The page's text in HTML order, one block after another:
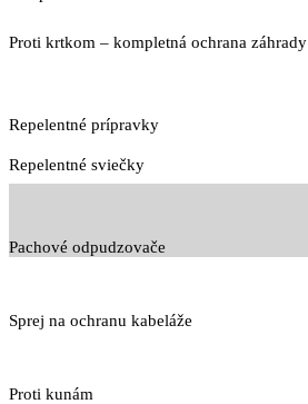
Proti krtkom – kompletná ochrana záhrady
Repelentné prípravky
Repelentné sviečky
Pachové odpudzovače
Sprej na ochranu kabeláže
Proti kunám